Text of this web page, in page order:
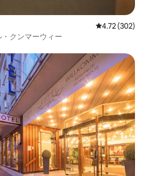
レビュー302
4.72 (302)
クンマーウィー